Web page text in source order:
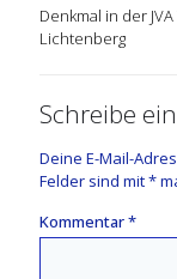
Denkmal in der
Lichtenberg
Schreibe
Deine E-Mail-
Felder sind mit*
Kommentar*